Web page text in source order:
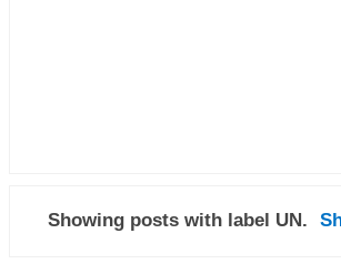
Showing posts with label UN .